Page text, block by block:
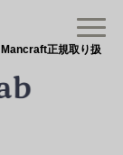
正規取り扱